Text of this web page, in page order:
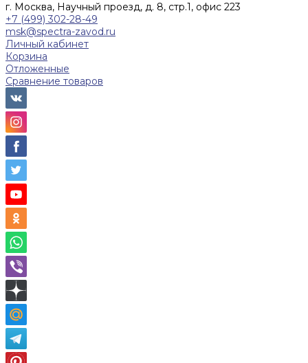
г. Москва, Научный проезд, д. 8, стр.1, офис 223
+7 (499) 302-28-49
msk@spectra-zavod.ru
Личный кабинет
Корзина
Отложенные
Сравнение товаров